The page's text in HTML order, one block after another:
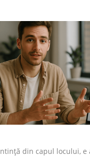
din capul locului, e